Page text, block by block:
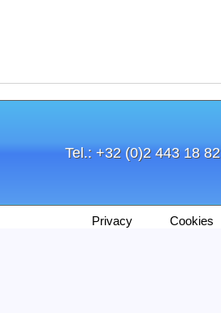
Tel.: +32 (0)2 443 18 82
Cookies
Privacy